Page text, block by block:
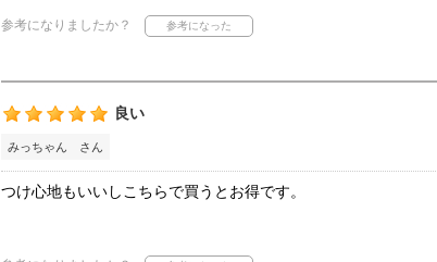
参考になりましたか？
良い
みっちゃん さん
つけ心地もいいしこちらで買うとお得です。